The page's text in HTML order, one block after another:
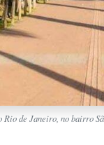
Rio de Janeiro, no bairro